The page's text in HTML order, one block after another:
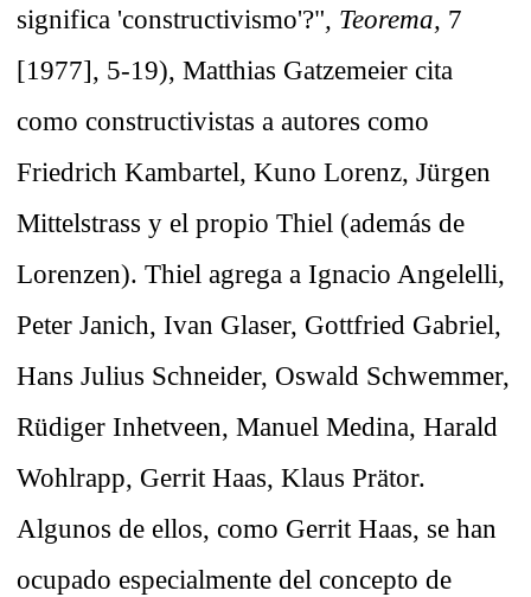
significa 'constructivismo'?", Teorema, 7
[1977], 5-19), Matthias Gatzemeier cita
como constructivistas a autores como
Friedrich Kambartel, Kuno Lorenz, Jürgen
Mittelstrass y el propio Thiel (además de
Lorenzen). Thiel agrega a Ignacio Angelelli,
Peter Janich, Ivan Glaser, Gottfried Gabriel,
Hans Julius Schneider, Oswald Schwemmer,
Rüdiger Inhetveen, Manuel Medina, Harald
Wohlrapp, Gerrit Haas, Klaus Prätor.
Algunos de ellos, como Gerrit Haas, se han
ocupado especialmente del concepto de